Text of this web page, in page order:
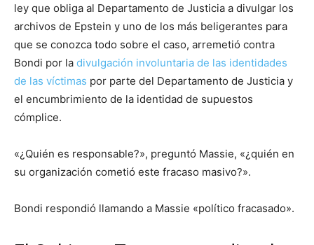
ley que obliga al Departamento de Justicia a divulgar los
archivos de Epstein y uno de los más beligerantes para
que se conozca todo sobre el caso, arremetió contra
Bondi por la divulgación involuntaria de las identidades
de las víctimas por parte del Departamento de Justicia y
el encumbrimiento de la identidad de supuestos
cómplice.
«¿Quién es responsable?», preguntó Massie, «¿quién en
su organización cometió este fracaso masivo?».
Bondi respondió llamando a Massie «político fracasado».